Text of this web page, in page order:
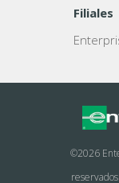
Filiales
©2026
reservados.